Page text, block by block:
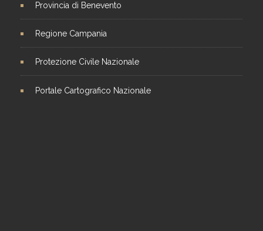
Provincia di Benevento
Regione Campania
Protezione Civile Nazionale
Portale Cartografico Nazionale